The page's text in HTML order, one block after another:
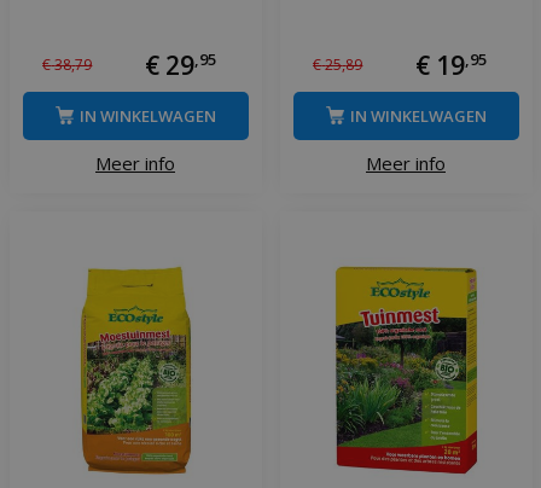
€38,79 € 29, 95
Meer info
IN WINKELWAGEN
€25,89 € 19, 95
Meer info
IN WINKELWAGEN